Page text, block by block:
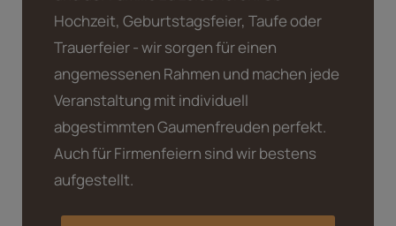
Hochzeit, Geburtstagsfeier, Taufe oder
Trauerfeier - wir sorgen für einen
angemessenen Rahmen und machen jede
Veranstaltung mit individuell
abgestimmten Gaumenfreuden perfekt.
Auch für Firmenfeiern sind wir bestens
aufgestellt.